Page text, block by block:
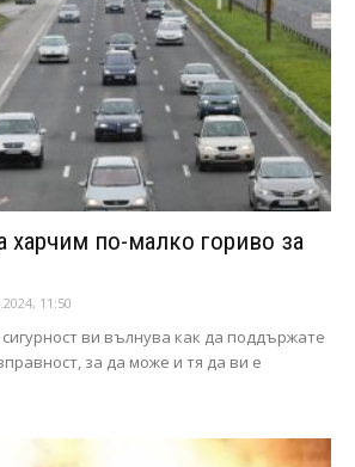
харчим по-малко гориво за
11:50
ви вълнува как да поддържате
за да може и тя да ви е